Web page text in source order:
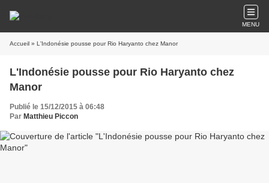
MENU
Accueil » L'Indonésie pousse pour Rio Haryanto chez Manor
L'Indonésie pousse pour Rio Haryanto chez
Manor
Publié le 15/12/2015 à 06:48
Par Matthieu Piccon